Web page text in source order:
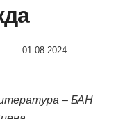
01-08-2024
– БАН